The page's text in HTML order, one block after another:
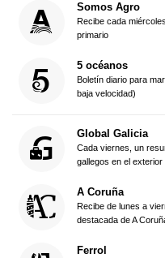
Somos Agro
Recibe cada
primario
5 océanos
Boletín diario para
baja velocidad)
Global Galicia
Cada viernes, un
gallegos en el exterior
A Coruña
Recibe de lunes a
destacada de A
Ferrol